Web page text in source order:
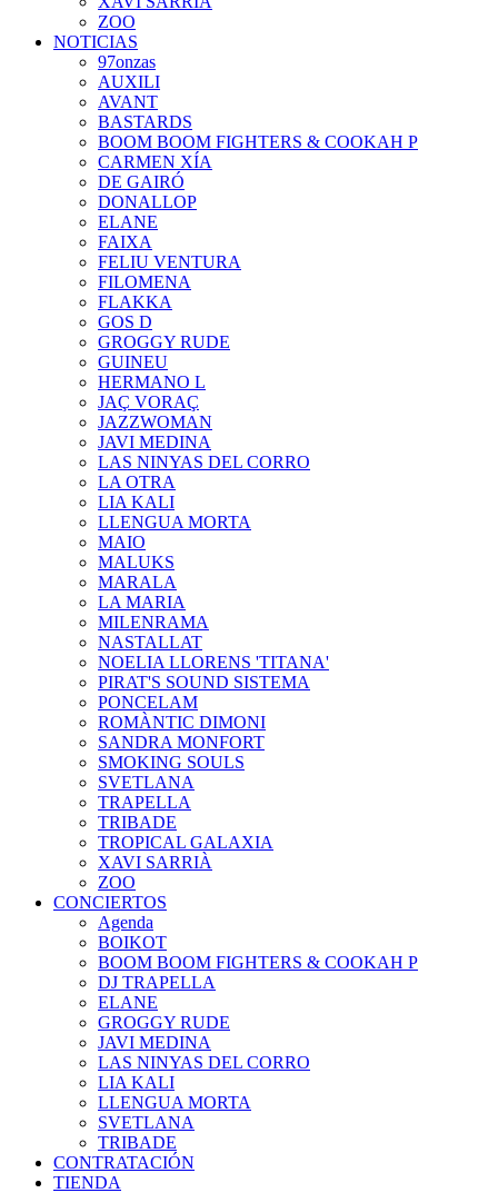
ZOO
NOTICIAS
97onzas
AUXILI
AVANT
BASTARDS
BOOM BOOM FIGHTERS & COOKAH P
CARMEN XÍA
DE GAIRÓ
DONALLOP
ELANE
FAIXA
FELIU VENTURA
FILOMENA
FLAKKA
GOS D
GROGGY RUDE
GUINEU
HERMANO L
JAÇ VORAÇ
JAZZWOMAN
JAVI MEDINA
LAS NINYAS DEL CORRO
LA OTRA
LIA KALI
LLENGUA MORTA
MAIO
MALUKS
MARALA
LA MARIA
MILENRAMA
NASTALLAT
NOELIA LLORENS 'TITANA'
PIRAT'S SOUND SISTEMA
PONCELAM
ROMÀNTIC DIMONI
SANDRA MONFORT
SMOKING SOULS
SVETLANA
TRAPELLA
TRIBADE
TROPICAL GALAXIA
XAVI SARRIÀ
ZOO
CONCIERTOS
Agenda
BOIKOT
BOOM BOOM FIGHTERS & COOKAH P
DJ TRAPELLA
ELANE
GROGGY RUDE
JAVI MEDINA
LAS NINYAS DEL CORRO
LIA KALI
LLENGUA MORTA
SVETLANA
TRIBADE
CONTRATACIÓN
TIENDA